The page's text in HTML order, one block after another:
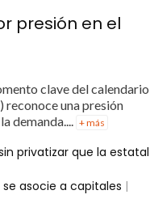
presión en el
clave del calendario
una presión
demanda....
+ más
privatizar que la estatal
asocie a capitales |